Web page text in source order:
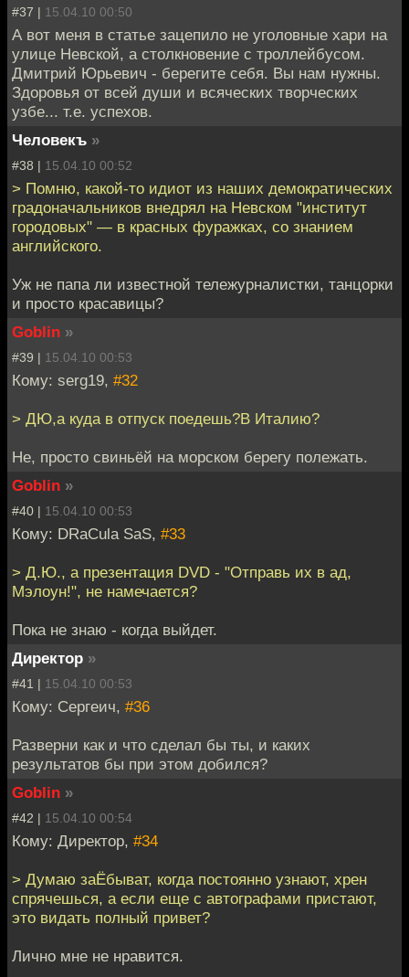
#37 | 15.04.10 00:50
А вот меня в статье зацепило не уголовные хари на
улице Невской, а столкновение с троллейбусом.
Дмитрий Юрьевич - берегите себя. Вы нам нужны.
Здоровья от всей души и всяческих творческих
узбе... т.е. успехов.
Человекъ »
#38 | 15.04.10 00:52
> Помню, какой-то идиот из наших демократических
градоначальников внедрял на Невском "институт
городовых" — в красных фуражках, со знанием
английского.
Уж не папа ли известной тележурналистки, танцорки
и просто красавицы?
Goblin »
#39 | 15.04.10 00:53
Кому: serg19, #32
> ДЮ,а куда в отпуск поедешь?В Италию?
Не, просто свиньёй на морском берегу полежать.
Goblin »
#40 | 15.04.10 00:53
Кому: DRaCula SaS, #33
> Д.Ю., а презентация DVD - "Отправь их в ад,
Мэлоун!", не намечается?
Пока не знаю - когда выйдет.
Директор »
#41 | 15.04.10 00:53
Кому: Сергеич, #36
Разверни как и что сделал бы ты, и каких
результатов бы при этом добился?
Goblin »
#42 | 15.04.10 00:54
Кому: Директор, #34
> Думаю заЁбыват, когда постоянно узнают, хрен
спрячешься, а если еще с автографами пристают,
это видать полный привет?
Лично мне не нравится.